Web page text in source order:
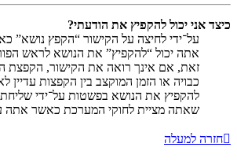
כיצד אני יכול להקפיץ את הודעתי?
על־ידי לחיצה על הקישור “הקפץ נושא”
אתה יכול “להקפיץ” את הנושא לראש
זאת, אם אינך רואה את הקישור, הקפצת
כבויה או הזמן המוקצב בין הקפצות עדיין
להקפיץ את הנושא בפשטות על־ידי שליחת
שאתה מציית לחוקי המערכת כאשר אתה
חזרה למעלה